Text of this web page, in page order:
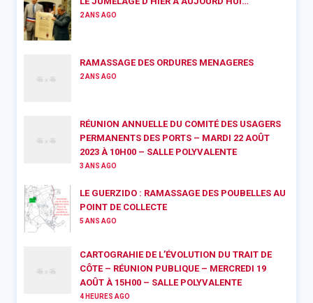
2 ANS AGO
RAMASSAGE DES ORDURES MENAGERES
2 ANS AGO
RÉUNION ANNUELLE DU COMITÉ DES USAGERS
PERMANENTS DES PORTS – MARDI 22 AOÛT
2023 À 10H00 – SALLE POLYVALENTE
3 ANS AGO
LE GUERZIDO : RAMASSAGE DES POUBELLES AU
POINT DE COLLECTE
5 ANS AGO
CARTOGRAHIE DE L’ÉVOLUTION DU TRAIT DE
CÔTE – RÉUNION PUBLIQUE – MERCREDI 19
AOÛT À 15H00 – SALLE POLYVALENTE
4 HEURES AGO